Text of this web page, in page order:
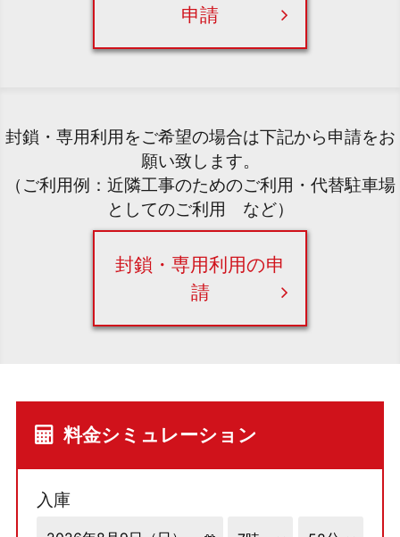
申請
封鎖・専用利用をご希望の場合は下記から申請をお
願い致します。
（ご利用例：近隣工事のためのご利用・代替駐車場
としてのご利用 など）
封鎖・専用利用の申
請
料金シミュレーション
入庫